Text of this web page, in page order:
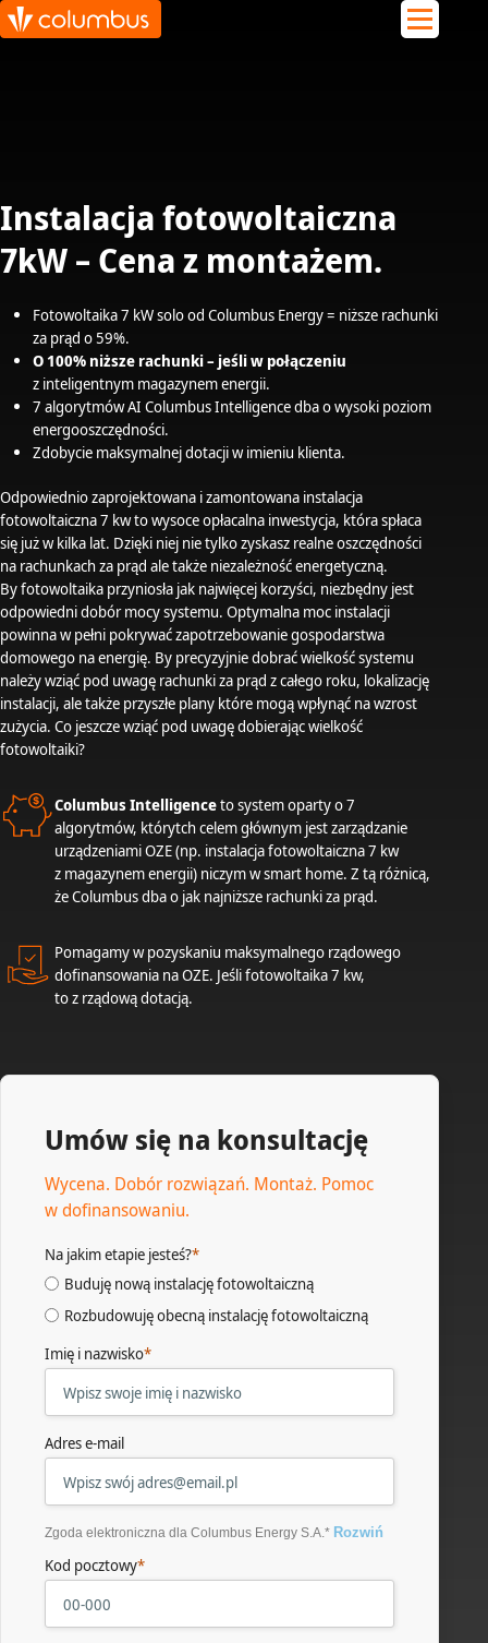
Instalacjafotowoltaiczna
7kW – Cena z montażem.
Fotowoltaika7 kW solo od Columbus Energy = niższe rachunki
za prąd o 59%.
O 100% niższe rachunki – jeśli w połączeniu
z inteligentnym magazynem energii.
7 algorytmówAI Columbus Intelligencedba o wysoki poziom
energooszczędności.
Zdobycie maksymalnej dotacji w imieniu klienta.
Odpowiednio zaprojektowana i zamontowana instalacja
fotowoltaiczna 7 kw to wysoce opłacalna inwestycja, która spłaca
się już w kilka lat. Dzięki niej nie tylko zyskasz realne oszczędności
na rachunkach za prąd ale także niezależność energetyczną.
By fotowoltaika przyniosła jak najwięcej korzyści, niezbędny jest
odpowiedni dobór mocy systemu. Optymalna moc instalacji
powinna w pełni pokrywać zapotrzebowanie gospodarstwa
domowego na energię. By precyzyjnie dobrać wielkość systemu
należy wziąć pod uwagę rachunki za prąd z całego roku, lokalizację
instalacji, ale także przyszłe plany które mogą wpłynąć na wzrost
zużycia. Co jeszcze wziąć pod uwagę dobierając wielkość
fotowoltaiki?
Columbus Intelligenceto system oparty o 7
algorytmów, którytch celem głównym jest zarządzanie
urządzeniami OZE (np. instalacja fotowoltaiczna 7 kw
z magazynem energii) niczym w smart home. Z tą różnicą,
że Columbus dba o jak najniższe rachunki za prąd.
Pomagamy w pozyskaniu maksymalnego rządowego
dofinansowania na OZE. Jeśli fotowoltaika 7 kw,
to z rządową dotacją.
Umów się na konsultację
Wycena. Dobór rozwiązań. Montaż. Pomoc
w dofinansowaniu.
Na jakim etapie jesteś?*
Buduję nową instalację fotowoltaiczną
Rozbudowuję obecną instalację fotowoltaiczną
Imię i nazwisko*
Adres e-mail
Zgoda elektroniczna dla Columbus Energy S.A.* Rozwiń
Kod pocztowy*